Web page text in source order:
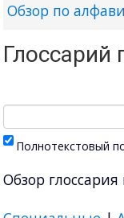
Обзор по
Глоссарий
Полнотекстовый
Обзор